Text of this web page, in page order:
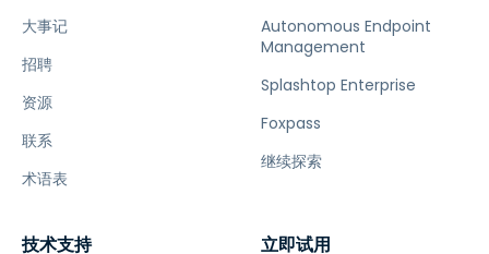
大事记
招聘
资源
联系
术语表
Autonomous Endpoint
Management
Splashtop Enterprise
Foxpass
继续探索
技术支持 立即试用